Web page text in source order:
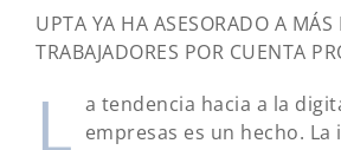
UPTA YA HA ASESORADO A
TRABAJADORES POR CUENTA
L a tendencia hacia a la
empresas es un hecho.